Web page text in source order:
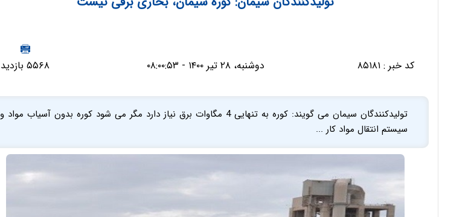
کد خبر : ۸۵۱۸۱ دوشنبه، ۲۸ تیر ۱۴۰۰ - ۰۸:۰۰:۵۳ ۵۵۶۸ بازدید
تولیدکنندگان سیمان می گویند: کوره به تنهایی 4 مگاوات برق نیاز دارد مگر می شود کوره بدون آسیاب مواد و
سیستم انتقال مواد کار ...